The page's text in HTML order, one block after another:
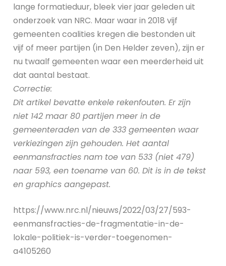
lange formatieduur, bleek vier jaar geleden uit
onderzoek van NRC. Maar waar in 2018 vijf
gemeenten coalities kregen die bestonden uit
vijf of meer partijen (in Den Helder zeven), zijn er
nu twaalf gemeenten waar een meerderheid uit
dat aantal bestaat.
Correctie:
Dit artikel bevatte enkele rekenfouten. Er zijn
niet 142 maar 80 partijen meer in de
gemeenteraden van de 333 gemeenten waar
verkiezingen zijn gehouden. Het aantal
eenmansfracties nam toe van 533 (niet 479)
naar 593, een toename van 60. Dit is in de tekst
en graphics aangepast.
https://www.nrc.nl/nieuws/2022/03/27/593-
eenmansfracties-de-fragmentatie-in-de-
lokale-politiek-is-verder-toegenomen-
a4105260